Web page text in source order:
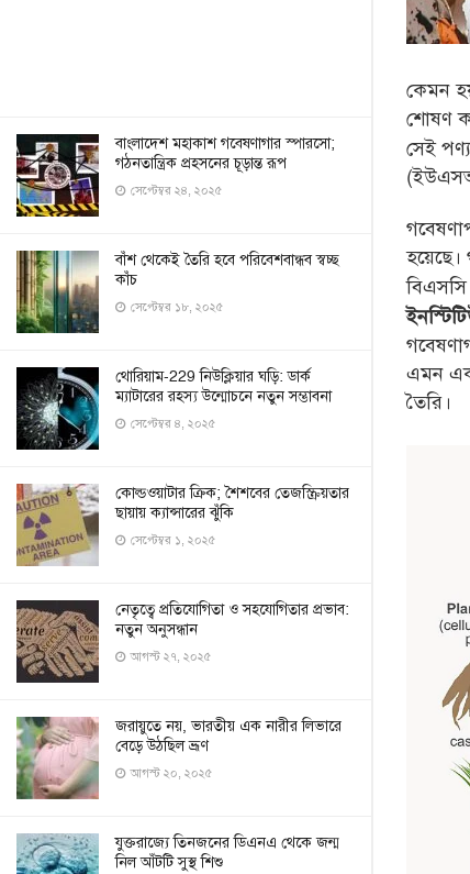
বাংলাদেশ মহাকাশ গবেষণাগার স্পারসো;
গঠনতান্ত্রিক প্রহসনের চূড়ান্ত রূপ
সেপ্টেম্বর ২৪, ২০২৫
বাঁশ থেকেই তৈরি হবে পরিবেশবান্ধব স্বচ্ছ
কাঁচ
সেপ্টেম্বর ১৮, ২০২৫
থোরিয়াম-229 নিউক্লিয়ার ঘড়ি: ডার্ক
ম্যাটারের রহস্য উন্মোচনে নতুন সম্ভাবনা
সেপ্টেম্বর ৪, ২০২৫
কোল্ডওয়াটার ক্রিক; শৈশবের তেজস্ক্রিয়তার
ছায়ায় ক্যান্সারের ঝুঁকি
সেপ্টেম্বর ১, ২০২৫
নেতৃত্বে প্রতিযোগিতা ও সহযোগিতার প্রভাব:
নতুন অনুসন্ধান
আগস্ট ২৭, ২০২৫
জরায়ুতে নয়, ভারতীয় এক নারীর লিভারে
বেড়ে উঠছিল ভ্রূণ
আগস্ট ২০, ২০২৫
যুক্তরাজ্যে তিনজনের ডিএনএ থেকে জন্ম
নিল আঁটটি সুস্থ শিশু
কেমন
শোষণ
সেই
হয়েছে।
বিএসসি
এমন
তৈরি।